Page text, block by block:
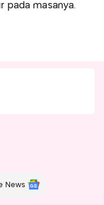
pada masanya.
News